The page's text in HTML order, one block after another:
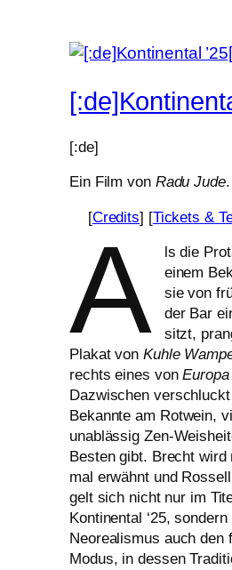
[:de]
Ein Film von Radu Jude.
[Credits] [Tickets &
A
ls die
einem
sie von
der Bar
sitzt,
Plakat von Kuhle
rechts eines vonEuropa
Dazwischen
Bekannte am Rotwein,
unab­läs­sig Zen-
Besten gibt. Brecht
mal erwähnt und
gelt sich nicht nur im
Kontinental ‘25,
Neorealismus auch den
Modus, in des­sen